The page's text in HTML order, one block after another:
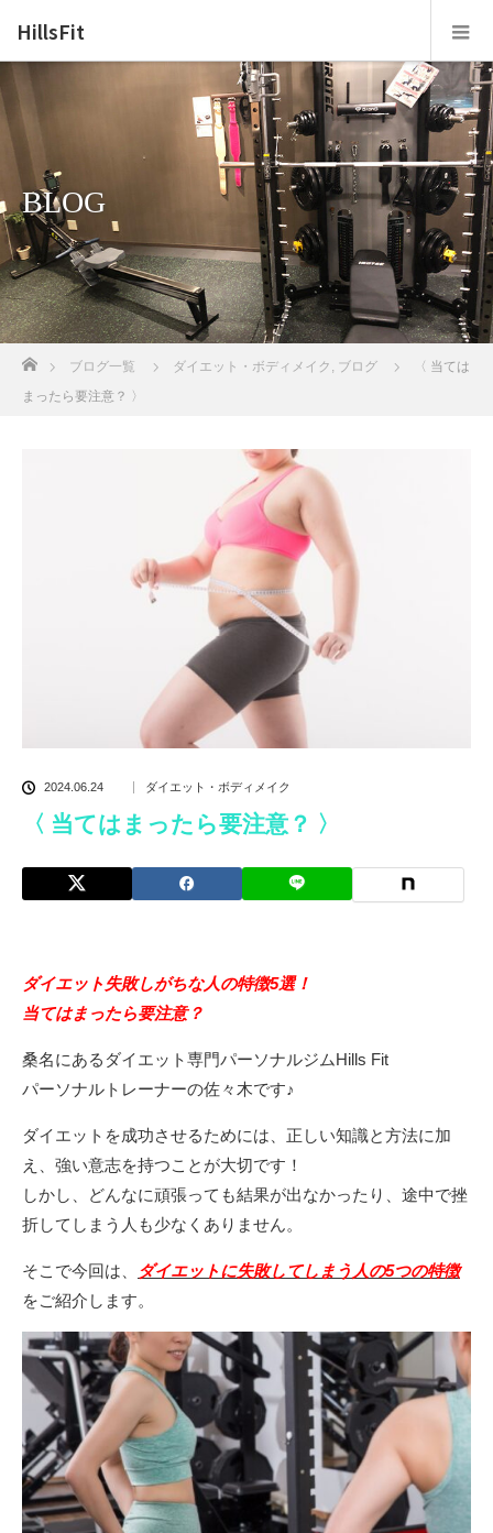
HillsFit
BLOG
ブログ一覧 ダイエット・ボディメイク , ブログ
〈 当ては
まったら要注意？ 〉
2024.06.24 ダイエット・ボディメイク
〈 当てはまったら要注意？ 〉
ダイエット失敗しがちな人の特徴5選！
当てはまったら要注意？
桑名にあるダイエット専門パーソナルジムHills Fit
パーソナルトレーナーの佐々木です♪
ダイエットを成功させるためには、正しい知識と方法に加
え、強い意志を持つことが大切です！
しかし、どんなに頑張っても結果が出なかったり、途中で挫
折してしまう人も少なくありません。
そこで今回は、
ダイエットに失敗してしまう人の5つの特徴
をご紹介します。